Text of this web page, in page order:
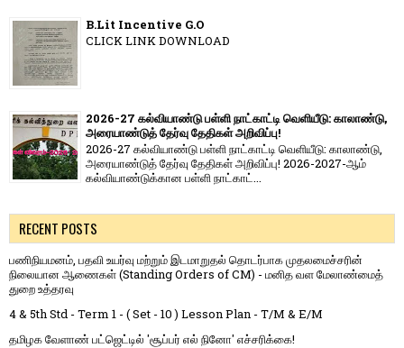
B.Lit Incentive G.O
CLICK LINK DOWNLOAD
2026-27 கல்வியாண்டு பள்ளி நாட்காட்டி வெளியீடு: காலாண்டு,
அரையாண்டுத் தேர்வு தேதிகள் அறிவிப்பு!
2026-27 கல்வியாண்டு பள்ளி நாட்காட்டி வெளியீடு: காலாண்டு,
அரையாண்டுத் தேர்வு தேதிகள் அறிவிப்பு! 2026-2027-ஆம்
கல்வியாண்டுக்கான பள்ளி நாட்காட்...
RECENT POSTS
பணிநியமனம், பதவி உயர்வு மற்றும் இடமாறுதல் தொடர்பாக முதலமைச்சரின்
நிலையான ஆணைகள் (Standing Orders of CM) - மனித வள மேலாண்மைத்
துறை உத்தரவு
4 & 5th Std - Term 1 - ( Set - 10 ) Lesson Plan - T/M & E/M
தமிழக வேளாண் பட்ஜெட்டில் 'சூப்பர் எல் நினோ' எச்சரிக்கை!